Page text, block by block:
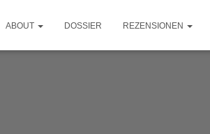
ABOUT DOSSIER REZENSIONEN